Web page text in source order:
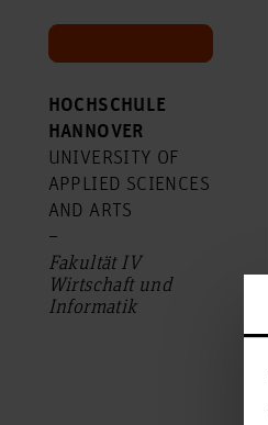
HOCHSCHULE
HANNOVER
UNIVERSITY OF
APPLIED SCIENCES
AND ARTS
–
Fakultät IV
Wirtschaft und
Informatik